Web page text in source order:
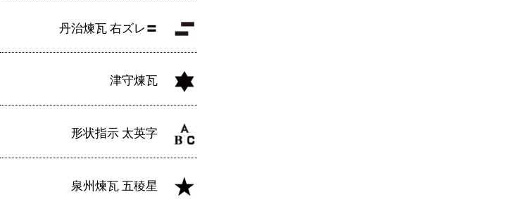
丹治煉瓦 右ズレ〓
津守煉瓦
形状指示 太英字
泉州煉瓦 五稜星